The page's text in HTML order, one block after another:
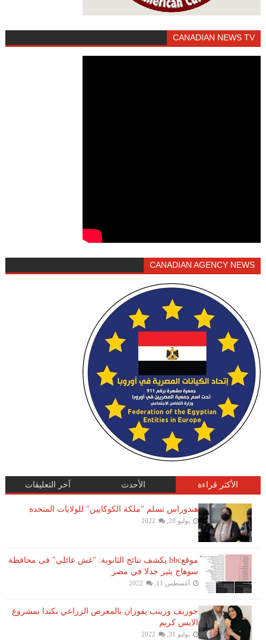
CANADIAN NEWS TV
CANADIAN AGENCY NEWS
الأكثر قراءة الأحدث آخر التعليقات
هندوراس تسلم "ملكة الكوكايين" للولايات المتحدة
يوليو 28, 2022
موقعbbc يكشف نتائج الثانوية: "غش عائلي" فى محافظة
سوهاج يثير جدلا في مصر
أغسطس 11, 2022
جوزيف وزينب يفوزان بالمعرض الزراعي بكندا بمشروع
الايس كريم
يوليو 31, 2022